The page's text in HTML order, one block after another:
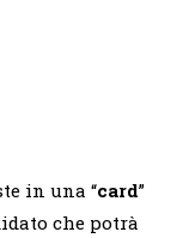
in una “card”
che potrà